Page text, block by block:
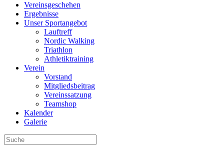
Vereinsgeschehen
Ergebnisse
Unser Sportangebot
Lauftreff
Nordic Walking
Triathlon
Athletiktraining
Verein
Vorstand
Mitgliedsbeitrag
Vereinssatzung
Teamshop
Kalender
Galerie